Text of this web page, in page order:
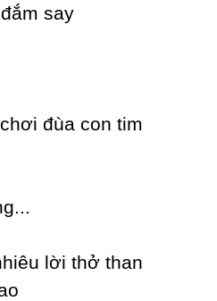
saу
đùa con tim
lời thở than